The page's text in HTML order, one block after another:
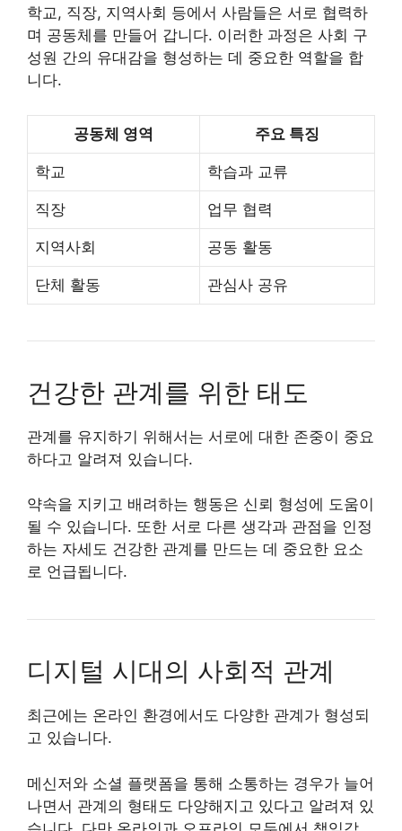
학교, 직장, 지역사회 등에서 사람들은 서로 협력하
며 공동체를 만들어 갑니다. 이러한 과정은 사회 구
성원 간의 유대감을 형성하는 데 중요한 역할을 합
니다.
공동체 영역 주요 특징
학교 학습과 교류
직장 업무 협력
지역사회 공동 활동
단체 활동 관심사 공유
건강한 관계를 위한 태도
관계를 유지하기 위해서는 서로에 대한 존중이 중요
하다고 알려져 있습니다.
약속을 지키고 배려하는 행동은 신뢰 형성에 도움이
될 수 있습니다. 또한 서로 다른 생각과 관점을 인정
하는 자세도 건강한 관계를 만드는 데 중요한 요소
로 언급됩니다.
디지털 시대의 사회적 관계
최근에는 온라인 환경에서도 다양한 관계가 형성되
고 있습니다.
메신저와 소셜 플랫폼을 통해 소통하는 경우가 늘어
나면서 관계의 형태도 다양해지고 있다고 알려져 있